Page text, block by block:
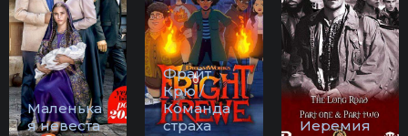
Маленька
я невеста
Фрайт
Крю /
Команда
страха
Иеремия